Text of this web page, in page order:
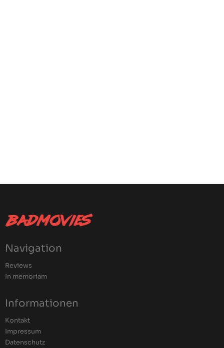
Navigation
Reviews
In memoriam
Informationen
Kontakt
Impressum
Datenschutz